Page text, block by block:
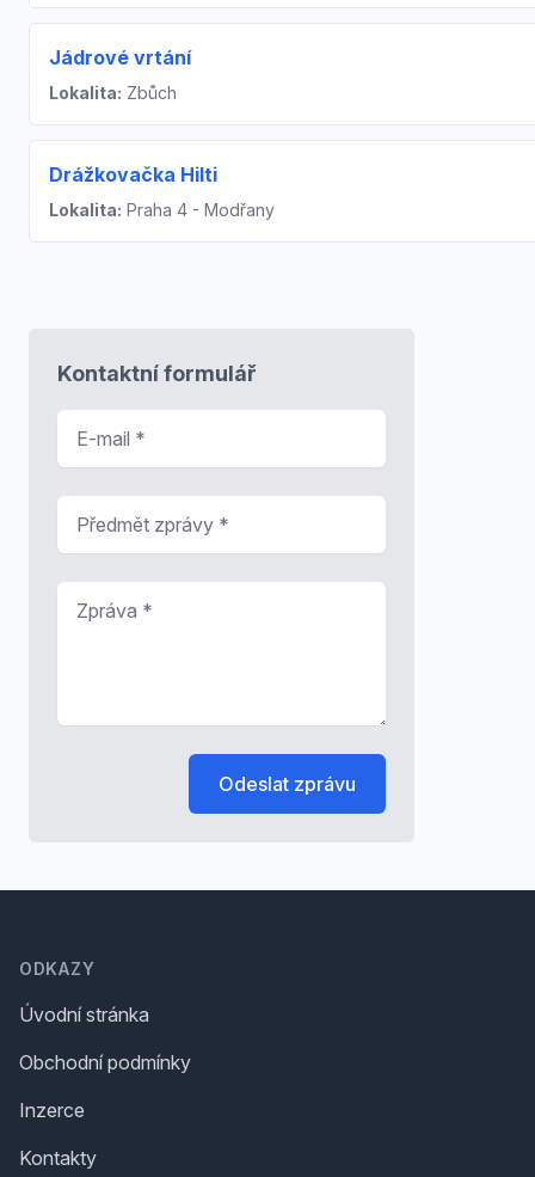
Jádrové vrtání
Lokalita: Zbůch
Drážkovačka Hilti
Lokalita: Praha 4 - Modřany
Kontaktní formulář
Odeslat zprávu
ODKAZY
Úvodní stránka
Obchodní podmínky
Inzerce
Kontakty